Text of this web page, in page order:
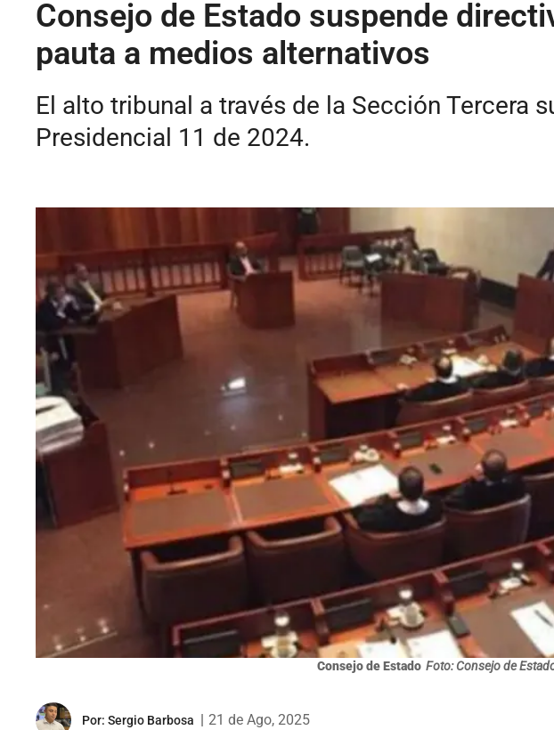
Consejo de Estado suspende
pauta a medios alternativos
El alto tribunal a través de la Sección Tercera
Presidencial 11 de 2024.
Consejo de Estado Foto: Consejo de
Por: Sergio Barbosa
21 de Ago, 2025